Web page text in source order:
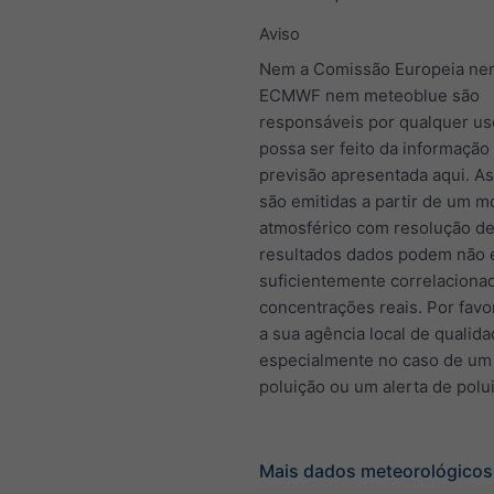
Aviso
Nem a Comissão Europeia
ECMWF nem meteoblue são
responsáveis por qualquer
possa ser feito da informação
previsão apresentada aqui.
são emitidas a partir de um
atmosférico com resolução
resultados dados podem não
suficientemente
concentrações reais. Por
a sua agência local de
especialmente no caso de
poluição ou um alerta de
Mais dados meteorológicos